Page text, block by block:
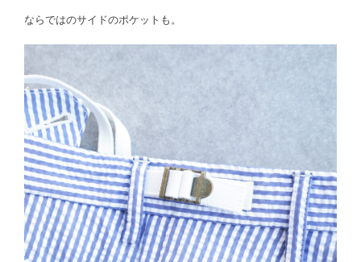
ならではのサイドのポケットも。